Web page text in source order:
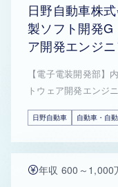
日野自動車株
製ソフト開発
ア開発エンジ
【電子電装開発部】
トウェア開発エンジ
日野自動車 自動車・自
年収 600～1,000